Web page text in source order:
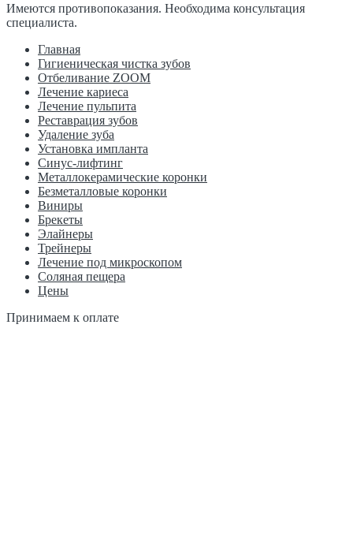
Имеются противопоказания. Необходима консультация
специалиста.
Главная
Гигиеническая чистка зубов
Отбеливание ZOOM
Лечение кариеса
Лечение пульпита
Реставрация зубов
Удаление зуба
Установка импланта
Синус-лифтинг
Металлокерамические коронки
Безметалловые коронки
Виниры
Брекеты
Элайнеры
Трейнеры
Лечение под микроскопом
Соляная пещера
Цены
Принимаем к оплате